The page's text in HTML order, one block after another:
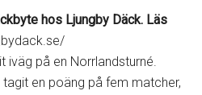
hos Ljungby Däck. Läs
iväg på en Norrlandsturné.
en poäng på fem matcher,